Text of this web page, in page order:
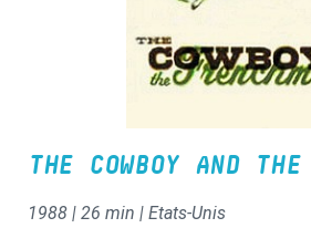
THE COWBOY AND THE
1988 | 26 min | Etats-Unis